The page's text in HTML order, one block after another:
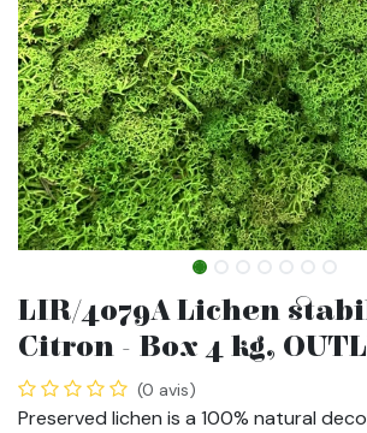
LIR/4079A Lichen
Citron - Box 4 kg,
(0 avis)
Preserved lichen is a 100% natural